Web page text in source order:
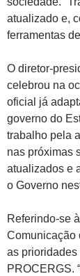
atualizado e,
ferramentas
O diretor-
celebrou na
oficial já
governo do
trabalho pela
nas próximas
atualizados e
o Governo
Referindo-se
Comunicação
as prioridades
PROCERGS.